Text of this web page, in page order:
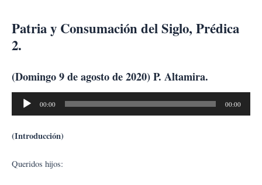
contenido
Patria y Consumación del Siglo, Prédica
2.
(Domingo 9 de agosto de 2020) P. Altamira.
Reproductor
00:00 00:00
(Introducción)
Queridos hijos: